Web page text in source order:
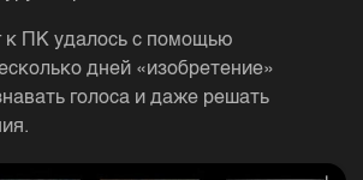
к ПК удалось с помощью
дней «изобретение»
голоса и даже решать